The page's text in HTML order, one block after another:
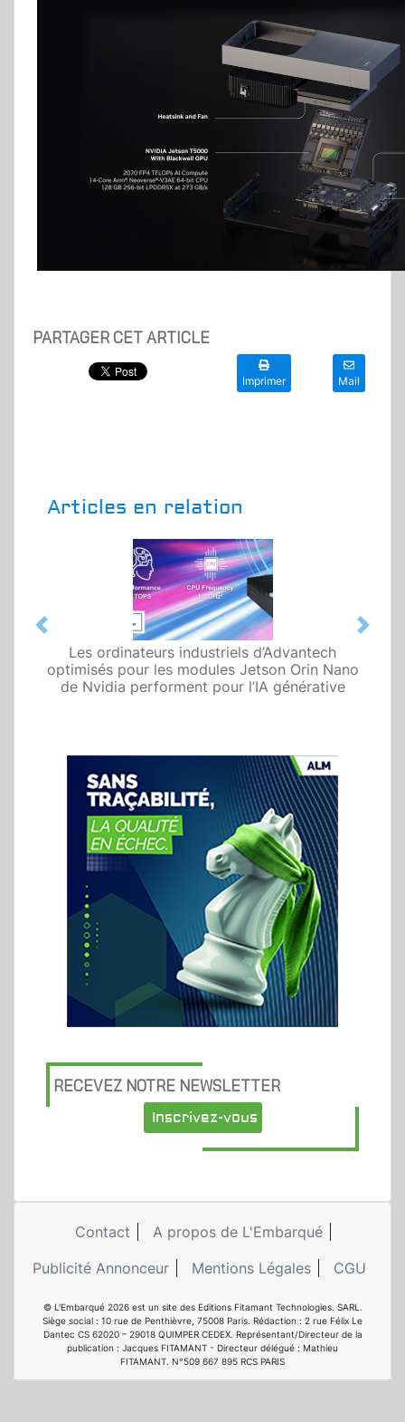
PARTAGER CET ARTICLE
Imprimer Mail
Articles en relation
Les ordinateurs industriels d’Advantech
optimisés pour les modules Jetson Orin Nano
de Nvidia performent pour l’IA générative
Previous Next
RECEVEZ NOTRE NEWSLETTER
Inscrivez-vous
Contact
A propos de L'Embarqué
Publicité Annonceur
Mentions Légales CGU
© L'Embarqué 2026 est un site des Editions Fitamant Technologies. SARL.
Siège social : 10 rue de Penthièvre, 75008 Paris. Rédaction : 2 rue Félix Le
Dantec CS 62020 – 29018 QUIMPER CEDEX. Représentant/Directeur de la
publication : Jacques FITAMANT - Directeur délégué : Mathieu
FITAMANT. N°509 667 895 RCS PARIS